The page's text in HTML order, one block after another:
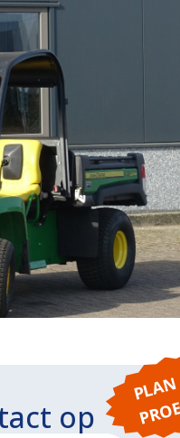
op